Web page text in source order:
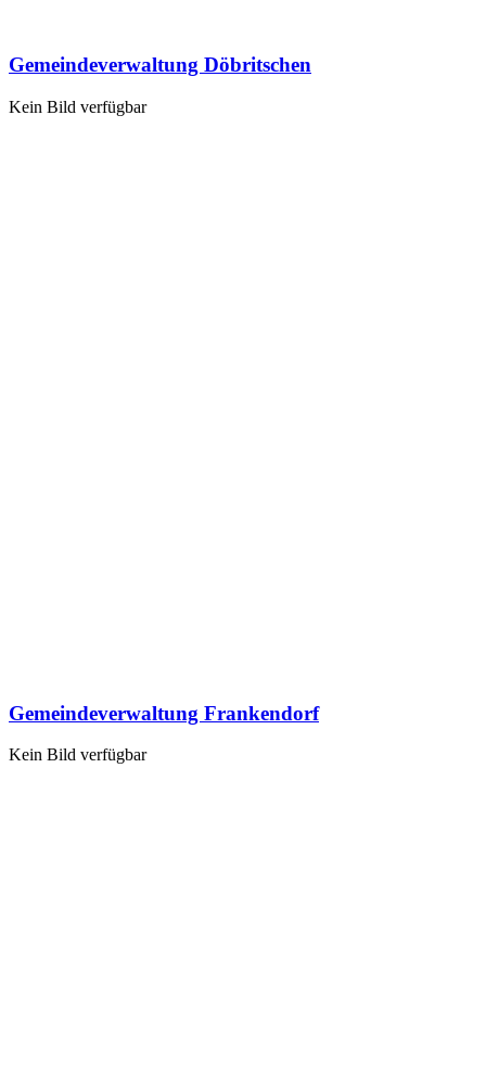
Gemeindeverwaltung Döbritschen
Kein Bild verfügbar
Gemeindeverwaltung Frankendorf
Kein Bild verfügbar